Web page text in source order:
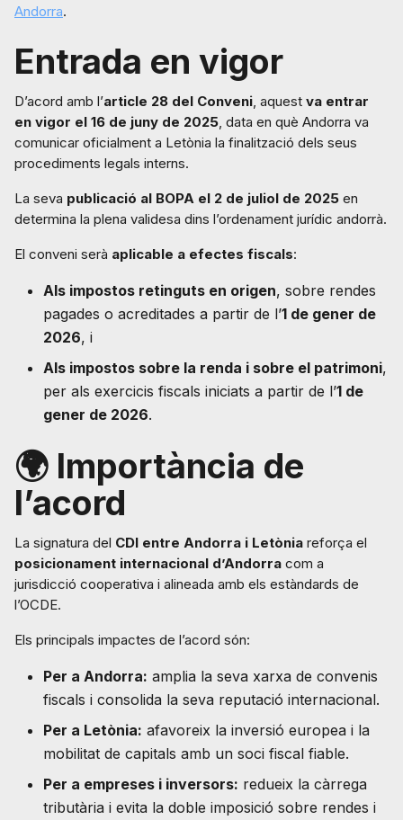
Andorra.
Entrada en vigor
D’acord amb l’article 28 del Conveni, aquest va entrar
en vigor el 16 de juny de 2025, data en què Andorra va
comunicar oficialment a Letònia la finalització dels seus
procediments legals interns.
La seva publicació al BOPA el 2 de juliol de 2025 en
determina la plena validesa dins l’ordenament jurídic andorrà.
El conveni serà aplicable a efectes fiscals:
Als impostos retinguts en origen, sobre rendes
pagades o acreditades a partir de l’1 de gener de
2026, i
Als impostos sobre la renda i sobre el patrimoni,
per als exercicis fiscals iniciats a partir de l’1 de
gener de 2026.
🌍 Importància de
l’acord
La signatura del CDI entre Andorra i Letònia reforça el
posicionament internacional d’Andorra com a
jurisdicció cooperativa i alineada amb els estàndards de
l’OCDE.
Els principals impactes de l’acord són:
Per a Andorra: amplia la seva xarxa de convenis
fiscals i consolida la seva reputació internacional.
Per a Letònia: afavoreix la inversió europea i la
mobilitat de capitals amb un soci fiscal fiable.
Per a empreses i inversors: redueix la càrrega
tributària i evita la doble imposició sobre rendes i